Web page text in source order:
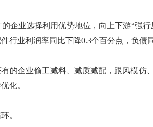
业选择利用优势地位，向上下游“强行
行业利润率同比下降0.3个百分点，负债
企业偷工减料、减质减配，跟风模仿
化。
。